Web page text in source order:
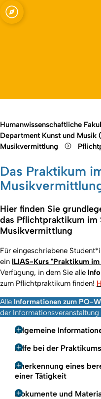
Open quicklink menu
Humanwissenschaftliche
Department Kunst und Musik
Musikvermittlung
Das Praktikum
Hier finden Sie
das Pflichtpraktikum im
Musikvermittlung
Für eingeschriebene
ein ILIAS-Kurs "Praktikum
Verfügung, in dem Sie alle
zum Pflichtpraktikum finden!
Alle Informationen zum PO-
der Informationsveranstaltung
Allgemeine
Hilfe bei der
Anerkennung eines
einer Tätigkeit
Dokumente und